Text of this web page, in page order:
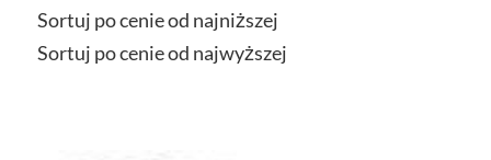
Sortuj po cenie od najniższej
Sortuj po cenie od najwyższej